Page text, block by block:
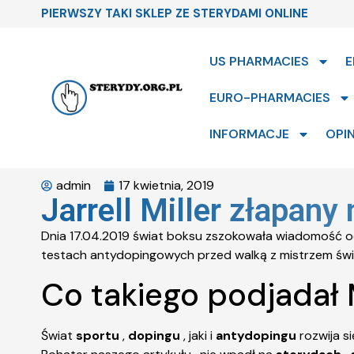
PIERWSZY TAKI SKLEP ZE STERYDAMI ONLINE
US PHARMACIES
EURO-PHARMACIES
INFORMACJE
admin 17 kwietnia, 2019
Jarrell Miller
Dnia 17.04.2019 świat boksu zszokowała
testach antydopingowych przed walką z mistrzem
Co takiego podjadał
Świat sportu , dopingu , jaki i antydopingu rozwija